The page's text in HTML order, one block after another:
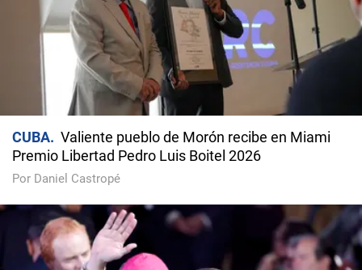
CUBA
Valiente pueblo de Morón recibe en Miami
Premio Libertad Pedro Luis Boitel 2026
Por Daniel Castropé